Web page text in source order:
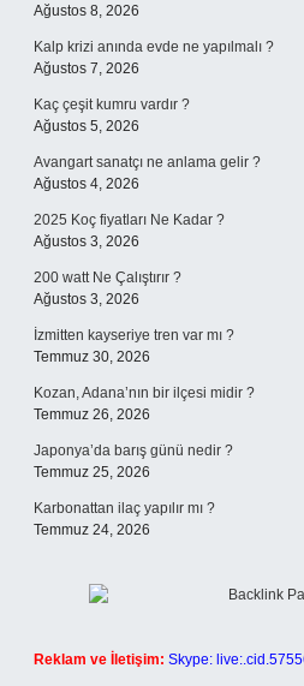
Ağustos 8, 2026
Kalp krizi anında evde ne yapılmalı ?
Ağustos 7, 2026
Kaç çeşit kumru vardır ?
Ağustos 5, 2026
Avangart sanatçı ne anlama gelir ?
Ağustos 4, 2026
2025 Koç fiyatları Ne Kadar ?
Ağustos 3, 2026
200 watt Ne Çalıştırır ?
Ağustos 3, 2026
İzmitten kayseriye tren var mı ?
Temmuz 30, 2026
Kozan, Adana’nın bir ilçesi midir ?
Temmuz 26, 2026
Japonya’da barış günü nedir ?
Temmuz 25, 2026
Karbonattan ilaç yapılır mı ?
Temmuz 24, 2026
Reklam ve İletişim: Skype: